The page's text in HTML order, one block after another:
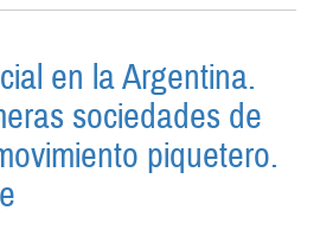
en la Argentina.
sociedades de
piquetero.